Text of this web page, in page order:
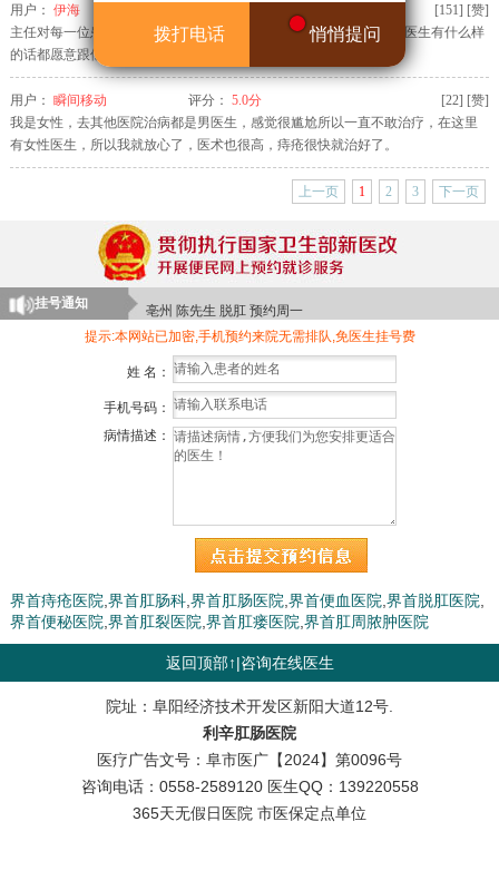
用户： 伊海 [151] [赞]
主任对每一位患者都非常耐心.不厌其烦的回答各种问题,面对这样的医生有什么样
的话都愿意跟他说.现如今有这样认真负责的医生真是太少了
用户： 瞬间移动 评分： 5.0分 [22] [赞]
我是女性，去其他医院治病都是男医生，感觉很尴尬所以一直不敢治疗，在这里
有女性医生，所以我就放心了，医术也很高，痔疮很快就治好了。
上一页 1 2 3 下一页
挂号通知
颍上 李女士 肛周脓肿 预约周三
临泉 刘先生 肛裂 预约周日
阜阳 苏女士 大便出血 预约周一
阜阳 吴女士 痔疮 预约周六
亳州 陈先生 脱肛 预约周一
界首 许女士 便秘 预约周四
颍上 郑先生 肛周脓肿 预约周二
阜南 林女士 肛瘘 预约周日
阜南 陈先生 痔疮 预约周一
提示:本网站已加密,手机预约来院无需排队,免医生挂号费
姓 名：
手机号码：
病情描述：
界首痔疮医院 界首肛肠科, 界首肛肠医院 界首便血医院 界首脱肛医院
界首便秘医院 界首肛裂医院 界首肛瘘医院 界首肛周脓肿医院
返回顶部↑|咨询在线医生
院址：阜阳经济技术开发区新阳大道12号.
利辛肛肠医院
医疗广告文号：阜市医广【2024】第0096号
咨询电话： 0558-2589120医生QQ： 139220558
365天无假日医院 市医保定点单位
拨打电话 悄悄提问